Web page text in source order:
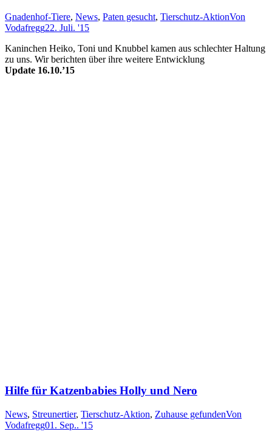
Gnadenhof-Tiere, News, Paten gesucht, Tierschutz-AktionVon
Vodafregg22. Juli. '15
Kaninchen Heiko, Toni und Knub­bel ka­men aus schlech­ter Halt­ung
zu uns. Wir be­rich­ten über ihre wei­tere Ent­wick­lung
Update 16.10.’15
Hilfe für Katzenbabies Holly und Nero
News, Streunertier, Tierschutz-Aktion, Zuhause gefundenVon
Vodafregg01. Sep.. '15